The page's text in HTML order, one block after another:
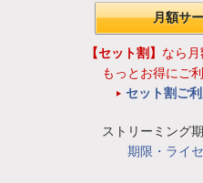
月額サ
【セット割】 なら月
もっとお得にご
セット割ご
ストリーミング
期限・ライ